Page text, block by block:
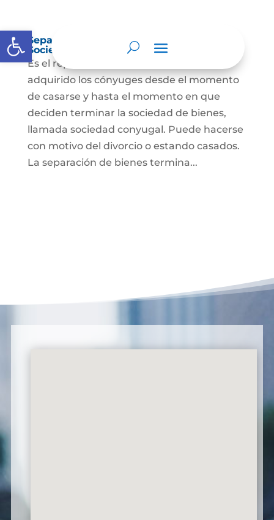
Abrir barra de herramientas
Separación de Bienes o Liquidación de
Sociedad Conyugal
Es el reparto de los bienes que han
adquirido los cónyuges desde el momento
de casarse y hasta el momento en que
deciden terminar la sociedad de bienes,
llamada sociedad conyugal. Puede hacerse
con motivo del divorcio o estando casados.
La separación de bienes termina...